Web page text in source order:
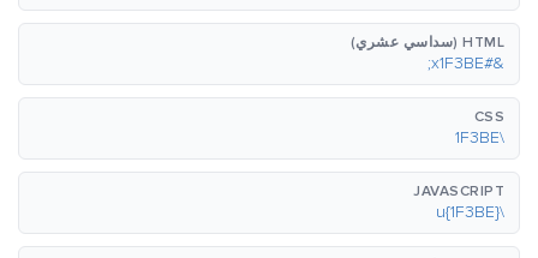
HTML (سداسي عشري)
&#x1F3BE;
CSS
\1F3BE
JAVASCRIPT
\u{1F3BE}